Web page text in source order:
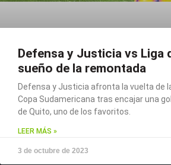
Defensa y Justicia vs Liga
sueño de la remontada
Defensa y Justicia afronta la vuelta de
Copa Sudamericana tras encajar una
de Quito, uno de los favoritos.
LEER MÁS »
3 de octubre de 2023